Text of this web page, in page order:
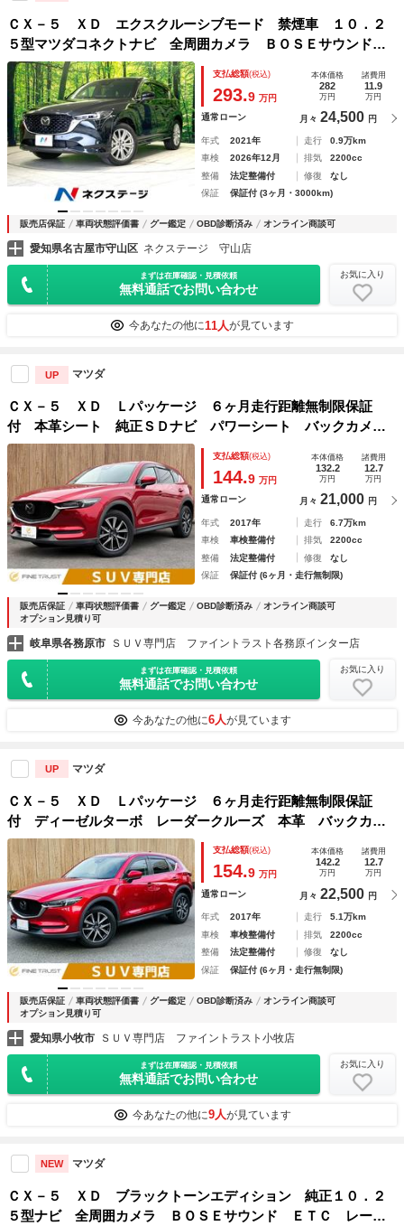
ＣＸ－５ ＸＤ エクスクルーシブモード 禁煙車 １０．２
５型マツダコネクトナビ 全周囲カメラ ＢＯＳＥサウンド
衝突被害軽減システム レーダークルーズ パワーバックド
ア レザーシート 前席シートエアコン 全席シートヒーター
支払総額(税込)
293.9 万円
本体価格
282
万円
諸費用
11.9
万円
通常ローン 月々 24,500 円
年式 2021年 走行
0.9万km
車検
2026年12月 排気
2200cc
整備
法定整備付 修復
なし
保証
保証付 (3ヶ月・3000km)
販売店保証 車両状態評価書 グー鑑定 OBD診断済み オンライン商談可
愛知県名古屋市守山区 ネクステージ 守山店
まずは在庫確認・見積依頼
無料通話でお問い合わせ
お気に入り
今あなたの他に11人が見ています
UP マツダ
ＣＸ－５ ＸＤ Ｌパッケージ ６ヶ月走行距離無制限保証
付 本革シート 純正ＳＤナビ パワーシート バックカメ
ラ シートヒータ 禁煙車 ＥＴＣ ステアリングヒーター
レーダークルーズコントロール 衝突軽減ブレーキ Ｂｌｕｅ
ｔｏｏｔｈ
支払総額(税込)
144.9 万円
本体価格
132.2
万円
諸費用
12.7
万円
通常ローン 月々 21,000 円
年式 2017年 走行
6.7万km
車検
車検整備付 排気
2200cc
整備
法定整備付 修復
なし
保証
保証付 (6ヶ月・走行無制限)
販売店保証 車両状態評価書 グー鑑定 OBD診断済み
オンライン商談可
オプション見積り可
岐阜県各務原市 ＳＵＶ専門店 ファイントラスト各務原インター店
まずは在庫確認・見積依頼
無料通話でお問い合わせ
お気に入り
今あなたの他に6人が見ています
UP マツダ
ＣＸ－５ ＸＤ Ｌパッケージ ６ヶ月走行距離無制限保証
付 ディーゼルターボ レーダークルーズ 本革 バックカメ
ラ ＢＯＳＥサウンド シートヒーター ＥＴＣ 禁煙車 衝
突軽減ブレーキ クリアランスソナー ブラインドスポットモ
ニター
支払総額(税込)
154.9 万円
本体価格
142.2
万円
諸費用
12.7
万円
通常ローン 月々 22,500 円
年式 2017年 走行
5.1万km
車検
車検整備付 排気
2200cc
整備
法定整備付 修復
なし
保証
保証付 (6ヶ月・走行無制限)
販売店保証 車両状態評価書 グー鑑定 OBD診断済み
オンライン商談可
オプション見積り可
愛知県小牧市 ＳＵＶ専門店 ファイントラスト小牧店
まずは在庫確認・見積依頼
無料通話でお問い合わせ
お気に入り
今あなたの他に9人が見ています
NEW マツダ
ＣＸ－５ ＸＤ ブラックトーンエディション 純正１０．２
５型ナビ 全周囲カメラ ＢＯＳＥサウンド ＥＴＣ レーダ